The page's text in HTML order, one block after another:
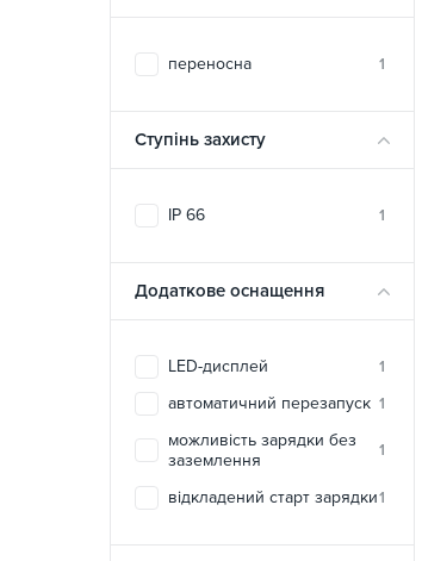
переносна 1
Ступінь захисту
IP 66 1
Додаткове оснащення
LED-дисплей 1
автоматичний перезапуск 1
можливість зарядки без
заземлення
1
відкладений старт зарядки1